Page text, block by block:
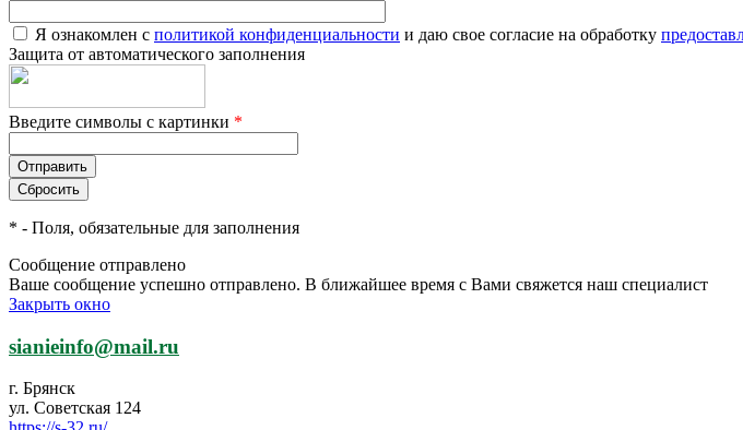
Я ознакомлен с политикой конфиденциальности и даю свое согласие на обработку
Защита от автоматического заполнения
Введите символы с картинки *
* - Поля, обязательные для заполнения
Сообщение отправлено
Ваше сообщение успешно отправлено. В ближайшее время с Вами свяжется наш специалист
Закрыть окно
sianieinfo@mail.ru
г. Брянск
ул. Советская 124